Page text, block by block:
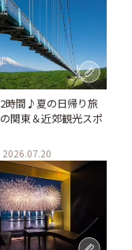
時間♪夏の日帰り旅
関東＆近郊観光スポ
2026.07.20